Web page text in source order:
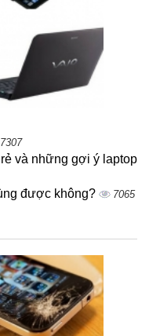
7307
và những gợi ý laptop
được không? 7065